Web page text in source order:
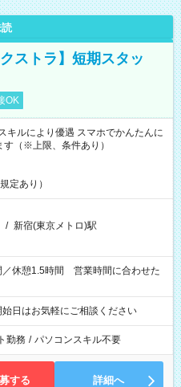
ストラ】短期スタッ
OK
ルにより優遇 スマホでかんたんに
（※上限、条件あり）
定あり）
/ 新宿(東京メトロ)駅
日はお気軽にご相談ください
勤務 / パソコンスキル不要
する 詳細へ